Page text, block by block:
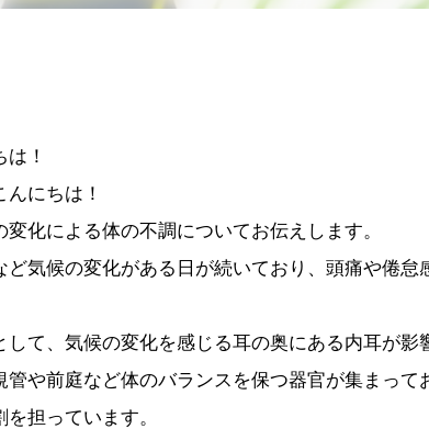
！
にちは！
変化による体の不調についてお伝えします。
ど気候の変化がある日が続いており、頭痛や倦
して、気候の変化を感じる耳の奥にある内耳が影
管や前庭など体のバランスを保つ器官が集まっ
担っています。